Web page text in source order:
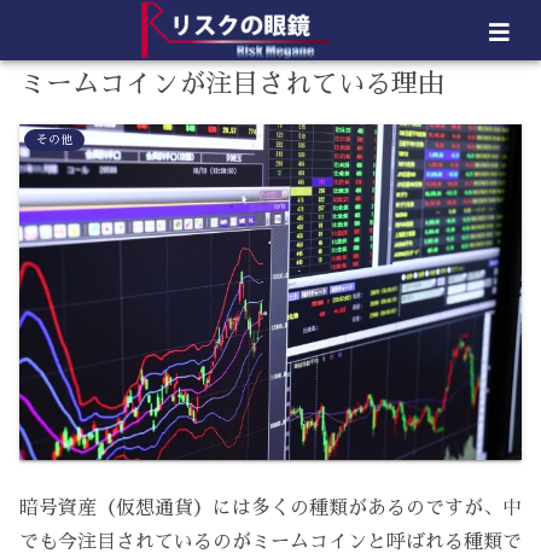
ミームコインが注目されている理由
その他
暗号資産（仮想通貨）には多くの種類があるのですが、中
でも今注目されているのがミームコインと呼ばれる種類で